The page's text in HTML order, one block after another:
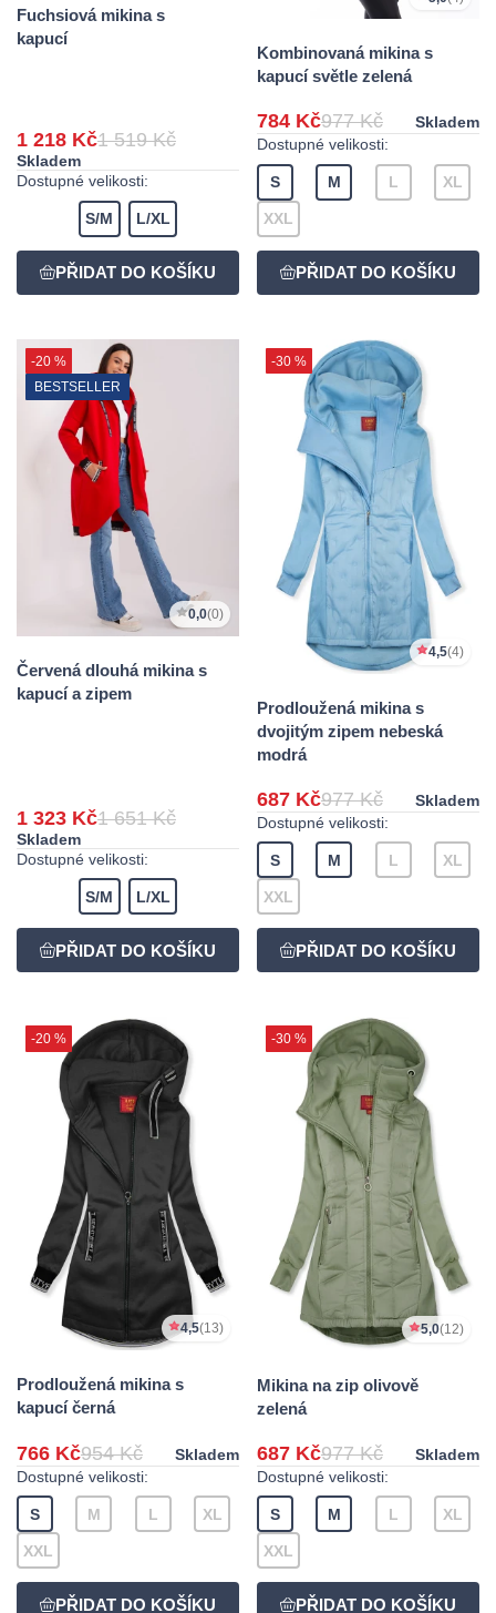
Fuchsiová mikina s
kapucí
1 218 Kč1 519 Kč
Skladem
Dostupné velikosti:
S/M L/XL
Kombinovaná mikina s
kapucí světle zelená
784 Kč977 Kč
Skladem
Dostupné velikosti:
S M L XL
XXL
-20 %
BESTSELLER
0,0(0)
Červená dlouhá mikina s
kapucí a zipem
1 323 Kč1 651 Kč
Skladem
Dostupné velikosti:
S/M L/XL
-30 %
4,5(4)
Prodloužená mikina s
dvojitým zipem nebeská
modrá
687 Kč977 Kč
Skladem
Dostupné velikosti:
S M L XL
XXL
-20 %
4,5(13)
Prodloužená mikina s
kapucí černá
766 Kč954 Kč
Skladem
Dostupné velikosti:
S M L XL
XXL
-30 %
5,0(12)
Mikina na zip olivově
zelená
687 Kč977 Kč
Skladem
Dostupné velikosti:
S M L XL
XXL